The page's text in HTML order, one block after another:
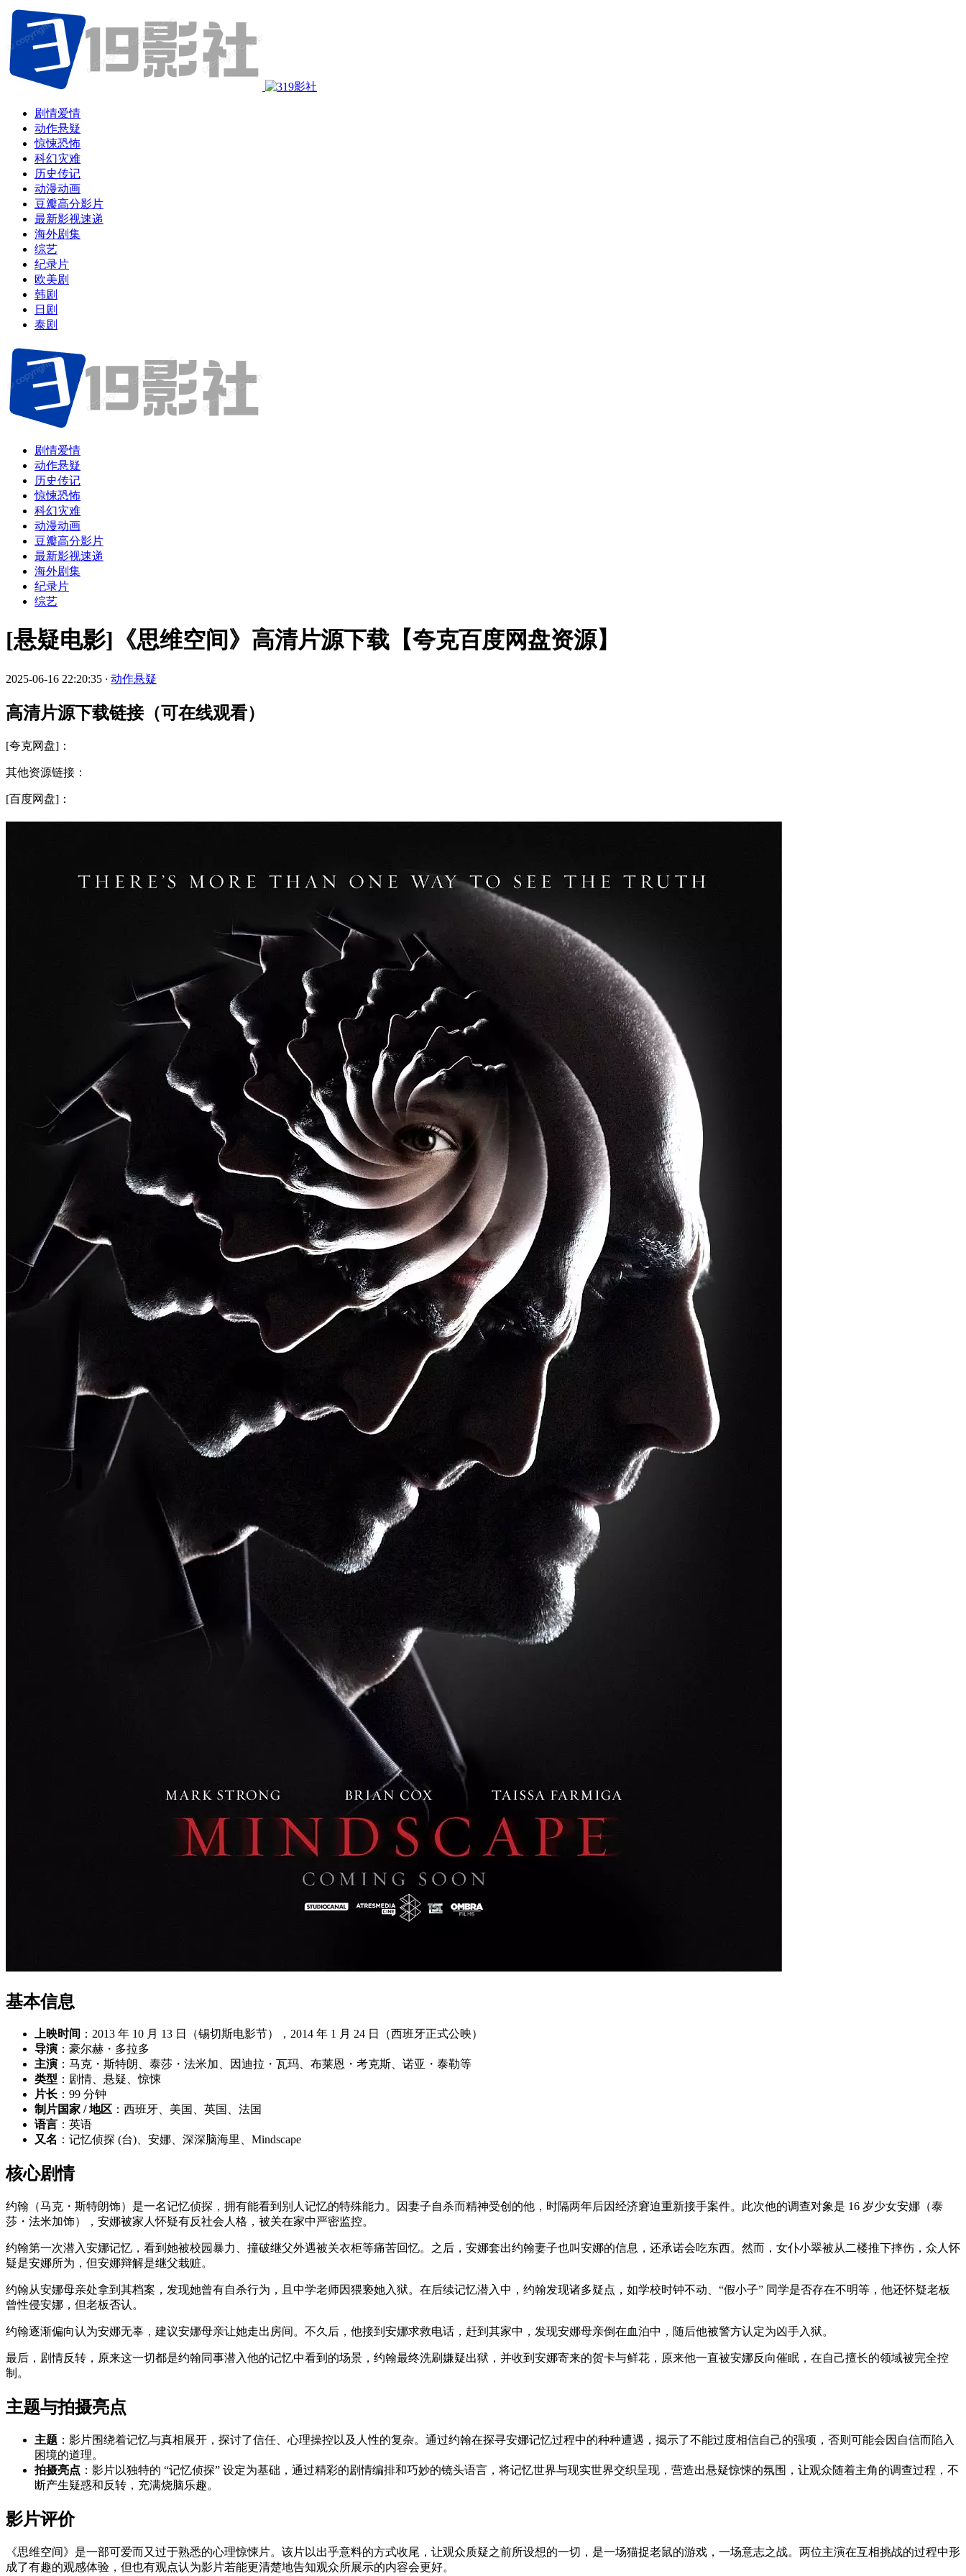
剧情爱情
动作悬疑
惊悚恐怖
科幻灾难
历史传记
动漫动画
豆瓣高分影片
最新影视速递
海外剧集
综艺
纪录片
欧美剧
韩剧
日剧
泰剧
剧情爱情
动作悬疑
历史传记
惊悚恐怖
科幻灾难
动漫动画
豆瓣高分影片
最新影视速递
海外剧集
纪录片
综艺
[悬疑电影]《思维空间》高清片源下载【夸克百度网盘资源】
2025-06-16 22:20:35 · 动作悬疑
高清片源下载链接（可在线观看）
[夸克网盘]：
其他资源链接：
[百度网盘]：
基本信息
上映时间 ：2013 年 10 月 13 日（锡切斯电影节），2014 年 1 月 24 日（西班牙正式公映）
导演 ：豪尔赫・多拉多
主演 ：马克・斯特朗、泰莎・法米加、因迪拉・瓦玛、布莱恩・考克斯、诺亚・泰勒等
类型 ：剧情、悬疑、惊悚
片长 ：99 分钟
制片国家 / 地区 ：西班牙、美国、英国、法国
语言 ：英语
又名 ：记忆侦探 (台)、安娜、深深脑海里、Mindscape
核心剧情
约翰（马克・斯特朗饰）是一名记忆侦探，拥有能看到别人记忆的特殊能力。因妻子自杀而精神受创的他，时隔两年后因经济窘迫重新接手案件。此次他的调查对象是 16 岁少女安娜（泰
莎・法米加饰），安娜被家人怀疑有反社会人格，被关在家中严密监控。
约翰第一次潜入安娜记忆，看到她被校园暴力、撞破继父外遇被关衣柜等痛苦回忆。之后，安娜套出约翰妻子也叫安娜的信息，还承诺会吃东西。然而，女仆小翠被从二楼推下摔伤，众人怀
疑是安娜所为，但安娜辩解是继父栽赃。
约翰从安娜母亲处拿到其档案，发现她曾有自杀行为，且中学老师因猥亵她入狱。在后续记忆潜入中，约翰发现诸多疑点，如学校时钟不动、“假小子” 同学是否存在不明等，他还怀疑老板
曾性侵安娜，但老板否认。
约翰逐渐偏向认为安娜无辜，建议安娜母亲让她走出房间。不久后，他接到安娜求救电话，赶到其家中，发现安娜母亲倒在血泊中，随后他被警方认定为凶手入狱。
最后，剧情反转，原来这一切都是约翰同事潜入他的记忆中看到的场景，约翰最终洗刷嫌疑出狱，并收到安娜寄来的贺卡与鲜花，原来他一直被安娜反向催眠，在自己擅长的领域被完全控
制。
主题与拍摄亮点
主题 ：影片围绕着记忆与真相展开，探讨了信任、心理操控以及人性的复杂。通过约翰在探寻安娜记忆过程中的种种遭遇，揭示了不能过度相信自己的强项，否则可能会因自信而陷入
困境的道理。
拍摄亮点 ：影片以独特的 “记忆侦探” 设定为基础，通过精彩的剧情编排和巧妙的镜头语言，将记忆世界与现实世界交织呈现，营造出悬疑惊悚的氛围，让观众随着主角的调查过程，不
断产生疑惑和反转，充满烧脑乐趣。
影片评价
《思维空间》是一部可爱而又过于熟悉的心理惊悚片。该片以出乎意料的方式收尾，让观众质疑之前所设想的一切，是一场猫捉老鼠的游戏，一场意志之战。两位主演在互相挑战的过程中形
成了有趣的观感体验，但也有观点认为影片若能更清楚地告知观众所展示的内容会更好。